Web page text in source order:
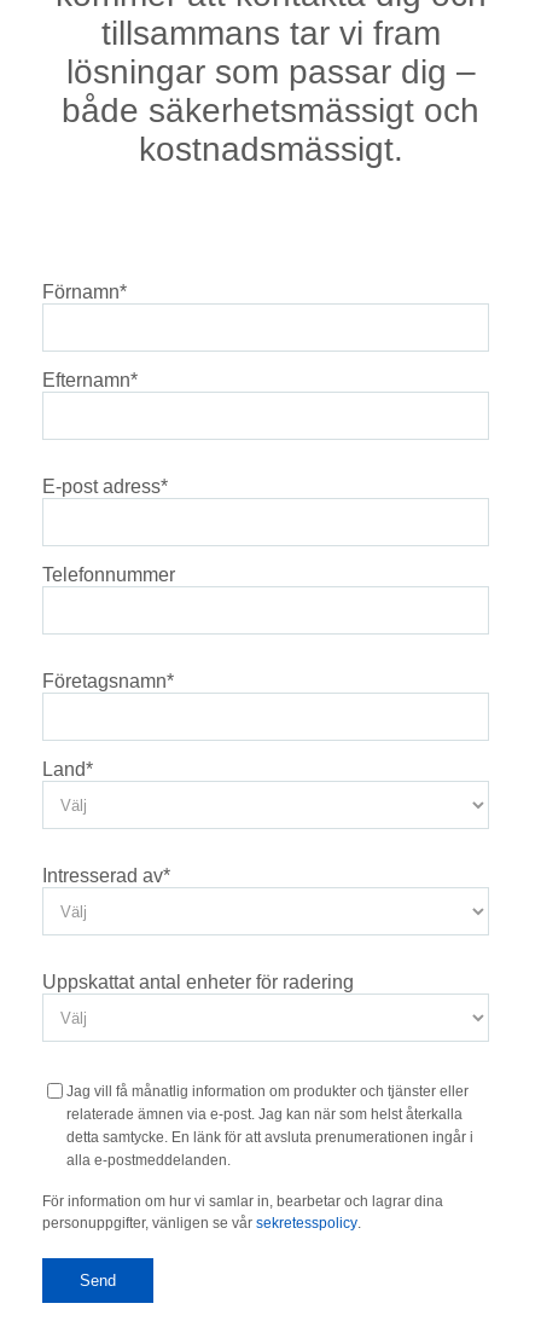
tillsammans tar vi fram
lösningar som passar dig –
både säkerhetsmässigt och
kostnadsmässigt.
Förnamn*
Efternamn*
E-post adress*
Telefonnummer
Företagsnamn*
Land*
Intresserad av*
Uppskattat antal enheter för radering
Jag vill få månatlig information om produkter och tjänster eller
relaterade ämnen via e-post. Jag kan när som helst återkalla
detta samtycke. En länk för att avsluta prenumerationen ingår i
alla e-postmeddelanden.
För information om hur vi samlar in, bearbetar och lagrar dina
personuppgifter, vänligen se vår sekretesspolicy.